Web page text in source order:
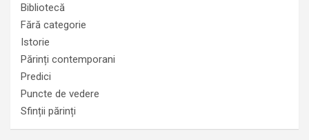
Bibliotecă
Fără categorie
Istorie
Părinți contemporani
Predici
Puncte de vedere
Sfinții părinți